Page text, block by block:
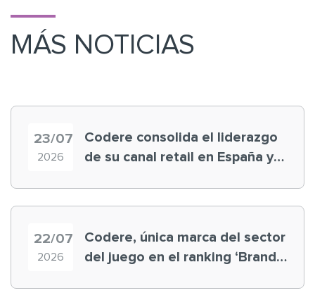
MÁS NOTICIAS
23/07
2026
Codere consolida el liderazgo
de su canal retail en España y
22/07
2026
Codere, única marca del sector
del juego en el ranking ‘Brand